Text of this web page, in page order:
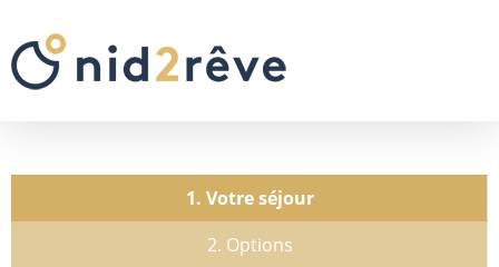
1. Votre séjour
2. Options